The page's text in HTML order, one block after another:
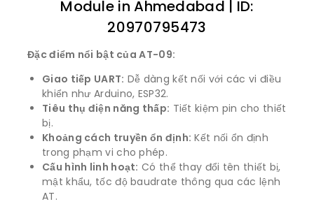
Đặc điểm nổi bật của AT-09:
Giao tiếp UART: Dễ dàng kết nối với các vi điều
khiển như Arduino, ESP32.
Tiêu thụ điện năng thấp: Tiết kiệm pin cho thiết
bị.
Khoảng cách truyền ổn định: Kết nối ổn định
trong phạm vi cho phép.
Cấu hình linh hoạt: Có thể thay đổi tên thiết bị,
mật khẩu, tốc độ baudrate thông qua các lệnh
AT.